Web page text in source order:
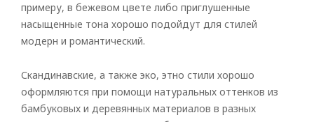
примеру, в бежевом цвете либо приглушенные
насыщенные тона хорошо подойдут для стилей
модерн и романтический.
Скандинавские, а также эко, этно стили хорошо
оформляются при помощи натуральных оттенков из
бамбуковых и деревянных материалов в разных